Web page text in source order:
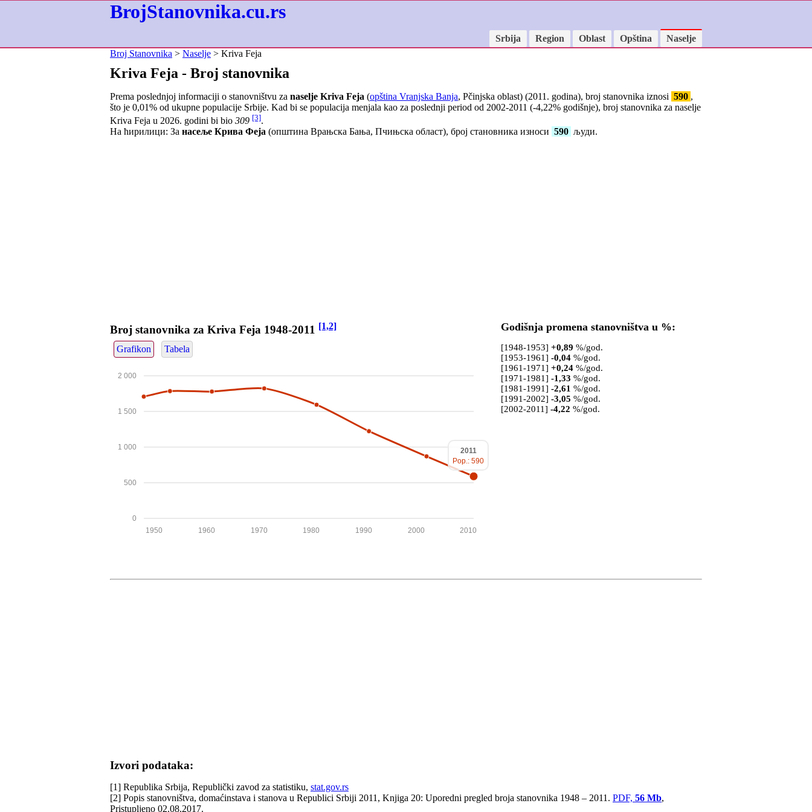
BrojStanovnika.cu.rs
Srbija Region Oblast Opština
Naselje
Broj Stanovnika > Naselje > Kriva Feja
Kriva Feja - Broj stanovnika
Prema poslednjoj informaciji o stanovništvu za naselje Kriva Feja (opština Vranjska Banja, Pčinjska oblast) (2011. godina), broj stanovnika iznosi 590 ,
što je 0,01% od ukupne populacije Srbije. Kad bi se populacija menjala kao za poslednji period od 2002-2011 (-4,22% godišnje), broj stanovnika za naselje
Kriva Feja u 2026. godini bi bio 309 [3].
На ћирилици: За насеље Крива Феја (општина Врањска Бања, Пчињска област), број становника износи 590 људи.
Broj stanovnika za Kriva Feja 1948-2011 [1,2]
Grafikon Tabela
0
500
1 000
1 500
2 000
2010
2000
1990
1980
1970
1960
1950
2011
Pop.: 590
Godišnja promena stanovništva u %:
[1948-1953] +0,89 %/god.
[1953-1961] -0,04%/god.
[1961-1971] +0,24%/god.
[1971-1981] -1,33 %/god.
[1981-1991] -2,61 %/god.
[1991-2002] -3,05 %/god.
[2002-2011] -4,22 %/god.
Izvori podataka:
[1] Republika Srbija, Republički zavod za statistiku, stat.gov.rs
[2] Popis stanovništva, domaćinstava i stanova u Republici Srbiji 2011, Knjiga 20: Uporedni pregled broja stanovnika 1948 – 2011. PDF, 56 Mb,
Pristupljeno 02.08.2017.